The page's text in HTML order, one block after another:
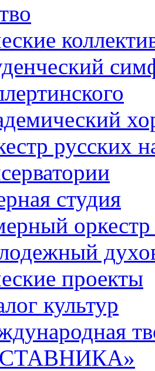
русских
студия
оркестр
проекты
культур